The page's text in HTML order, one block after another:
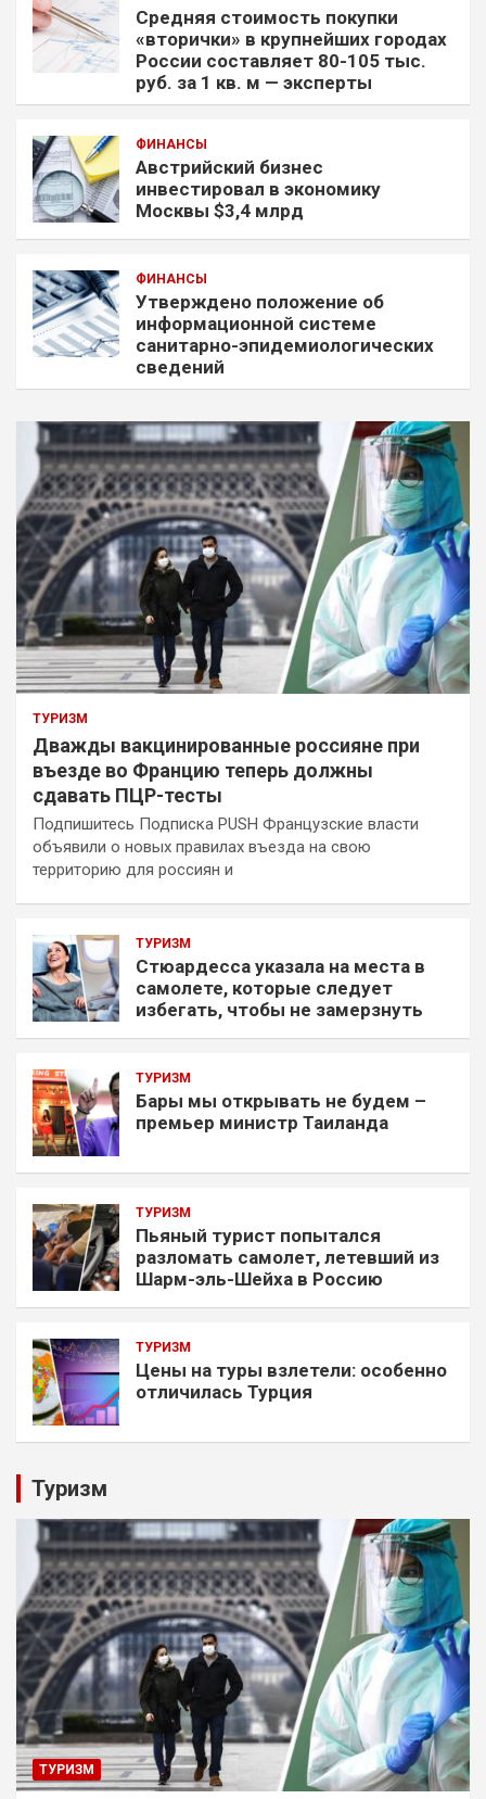
Средняя стоимость покупки
«вторички» в крупнейших городах
России составляет 80-105 тыс.
руб. за 1 кв. м — эксперты
ФИНАНСЫ
Австрийский бизнес
инвестировал в экономику
Москвы $3,4 млрд
ФИНАНСЫ
Утверждено положение об
информационной системе
санитарно-эпидемиологических
сведений
ТУРИЗМ
Дважды вакцинированные россияне при
въезде во Францию теперь должны
сдавать ПЦР-тесты
Подпишитесь Подписка PUSH Французские власти
объявили о новых правилах въезда на свою
территорию для россиян и
ТУРИЗМ
Стюардесса указала на места в
самолете, которые следует
избегать, чтобы не замерзнуть
ТУРИЗМ
Бары мы открывать не будем –
премьер министр Таиланда
ТУРИЗМ
Пьяный турист попытался
разломать самолет, летевший из
Шарм-эль-Шейха в Россию
ТУРИЗМ
Цены на туры взлетели: особенно
отличилась Турция
Туризм
ТУРИЗМ